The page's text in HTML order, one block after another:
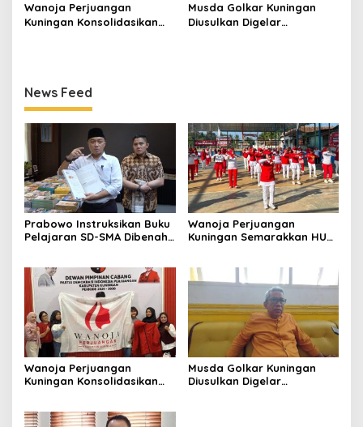
Wanoja Perjuangan
Kuningan Konsolidasikan
Musda Golkar Kuningan
Diusulkan Digelar
News Feed
Prabowo Instruksikan Buku
Pelajaran SD-SMA Dibenahi,
Wanoja Perjuangan
Kuningan Semarakkan HUT
dan Berdaya
Wanoja Perjuangan
Kuningan Konsolidasikan
Muda
Musda Golkar Kuningan
Diusulkan Digelar